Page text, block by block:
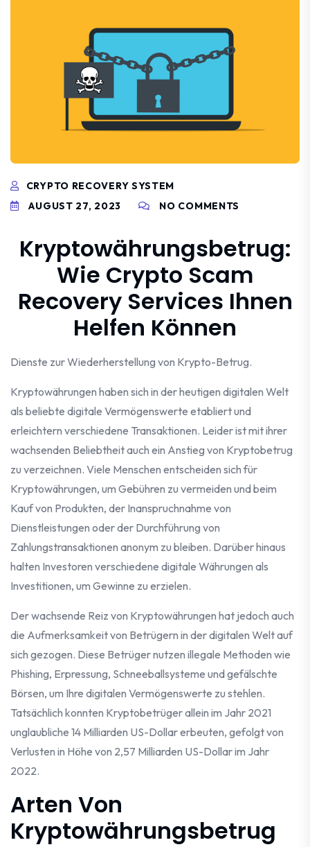
CRYPTO RECOVERY SYSTEM
AUGUST 27, 2023
NO COMMENTS
Kryptowährungsbetrug:
Wie Crypto Scam
Recovery Services Ihnen
Helfen Können
Dienste zur Wiederherstellung von Krypto-Betrug.
Kryptowährungen haben sich in der heutigen digitalen Welt
als beliebte digitale Vermögenswerte etabliert und
erleichtern verschiedene Transaktionen. Leider ist mit ihrer
wachsenden Beliebtheit auch ein Anstieg von Kryptobetrug
zu verzeichnen. Viele Menschen entscheiden sich für
Kryptowährungen, um Gebühren zu vermeiden und beim
Kauf von Produkten, der Inanspruchnahme von
Dienstleistungen oder der Durchführung von
Zahlungstransaktionen anonym zu bleiben. Darüber hinaus
halten Investoren verschiedene digitale Währungen als
Investitionen, um Gewinne zu erzielen.
Der wachsende Reiz von Kryptowährungen hat jedoch auch
die Aufmerksamkeit von Betrügern in der digitalen Welt auf
sich gezogen. Diese Betrüger nutzen illegale Methoden wie
Phishing, Erpressung, Schneeballsysteme und gefälschte
Börsen, um Ihre digitalen Vermögenswerte zu stehlen.
Tatsächlich konnten Kryptobetrüger allein im Jahr 2021
unglaubliche 14 Milliarden US-Dollar erbeuten, gefolgt von
Verlusten in Höhe von 2,57 Milliarden US-Dollar im Jahr
2022.
Arten Von
Kryptowährungsbetrug